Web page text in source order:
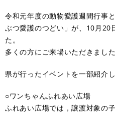
令和元年度の動物愛護週間行事
ぶつ愛護のつどい」が、10月20
た。
多くの方にご来場いただきまし
県が行ったイベントを一部紹介し
○ワンちゃんふれあい広場
ふれあい広場では，譲渡対象の